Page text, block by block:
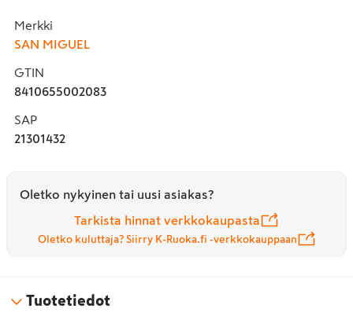
Merkki
SAN MIGUEL
GTIN
8410655002083
SAP
21301432
Oletko nykyinen tai uusi asiakas?
Tarkista hinnat verkkokaupasta
Oletko kuluttaja? Siirry K-Ruoka.fi -verkkokauppaan
Tuotetiedot